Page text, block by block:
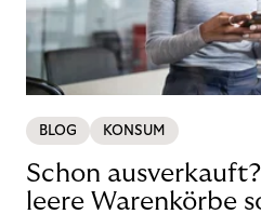
BLOG KONSUM
Schon
leere Warenkörbe